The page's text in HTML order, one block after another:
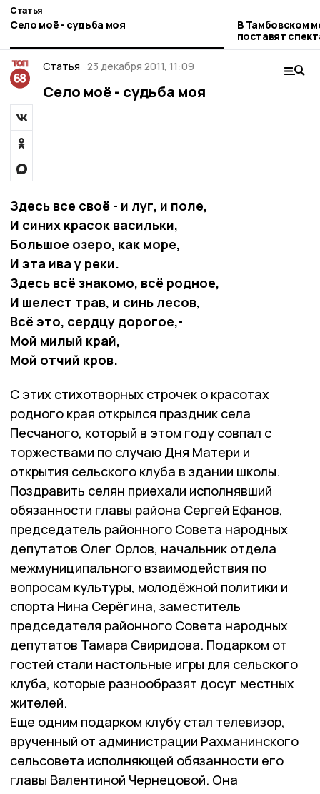
Статья
Село моё - судьба моя
В Тамбовском
поставят
Достоевского
Статья 23 декабря 2011, 11:09
Село моё - судьба моя
Здесь все своё - и луг, и поле,
И синих красок васильки,
Большое озеро, как море,
И эта ива у реки.
Здесь всё знакомо, всё родное,
И шелест трав, и синь лесов,
Всё это, сердцу дорогое,-
Мой милый край,
Мой отчий кров.
С этих стихотворных строчек о красотах
родного края открылся праздник села
Песчаного, который в этом году совпал с
торжествами по случаю Дня Матери и
открытия сельского клуба в здании школы.
Поздравить селян приехали исполнявший
обязанности главы района Сергей Ефанов,
председатель районного Совета народных
депутатов Олег Орлов, начальник отдела
межмуниципального взаимодействия по
вопросам культуры, молодёжной политики и
спорта Нина Серёгина, заместитель
председателя районного Совета народных
депутатов Тамара Свиридова. Подарком от
гостей стали настольные игры для сельского
клуба, которые разнообразят досуг местных
жителей.
Еще одним подарком клубу стал телевизор,
врученный от администрации Рахманинского
сельсовета исполняющей обязанности его
главы Валентиной Чернецовой. Она